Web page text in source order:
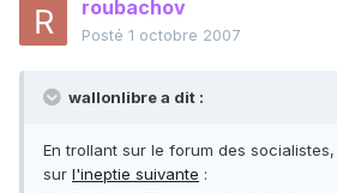
roubachov
Posté 1 octobre 2007
wallonlibre a dit :
En trollant sur le forum des
sur l'ineptie suivante :